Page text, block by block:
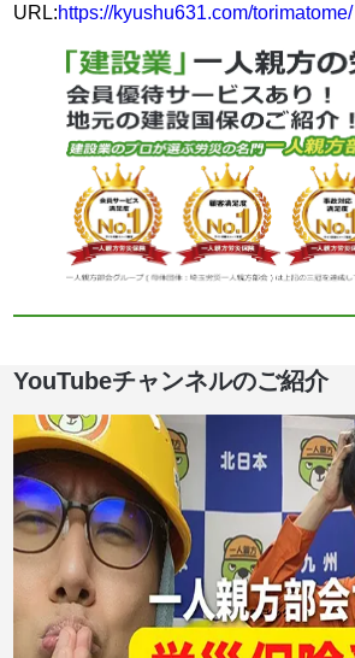
URL:https://kyushu631.com/torimatome/
YouTubeチャンネルのご紹介